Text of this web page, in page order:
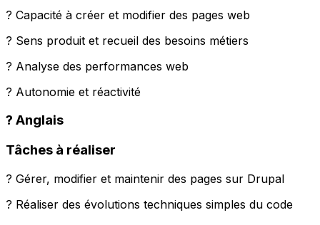
? Capacité à créer et modifier des pages web
? Sens produit et recueil des besoins métiers
? Analyse des performances web
? Autonomie et réactivité
? Anglais
Tâches à réaliser
? Gérer, modifier et maintenir des pages sur Drupal
? Réaliser des évolutions techniques simples du code